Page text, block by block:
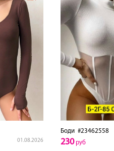
01.08.2026
Боди #23462558
230руб